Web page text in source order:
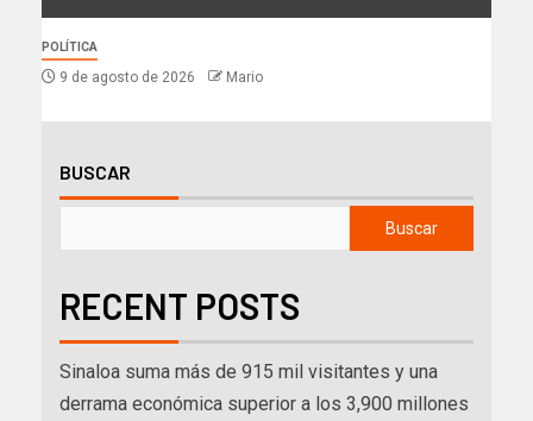
POLÍTICA
9 de agosto de 2026 Mario
BUSCAR
Buscar
RECENT POSTS
Sinaloa suma más de 915 mil visitantes y una
derrama económica superior a los 3,900 millones